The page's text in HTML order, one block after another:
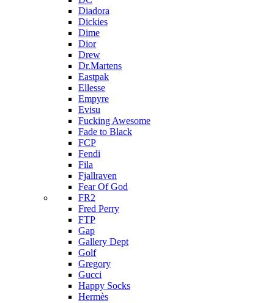
Diadora
Dickies
Dime
Dior
Drew
Dr.Martens
Eastpak
Ellesse
Empyre
Evisu
Fucking Awesome
Fade to Black
FCP
Fendi
Fila
Fjallraven
Fear Of God
FR2
Fred Perry
FTP
Gap
Gallery Dept
Golf
Gregory
Gucci
Happy Socks
Hermès